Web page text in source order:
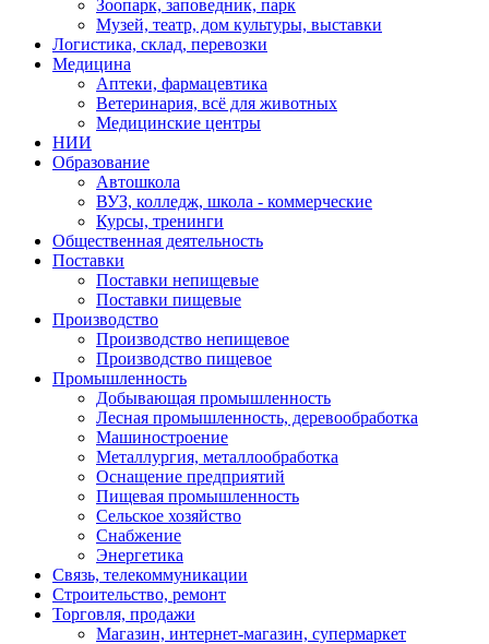
Зоопарк, заповедник, парк
Музей, театр, дом культуры, выставки
Логистика, склад, перевозки
Медицина
Аптеки, фармацевтика
Ветеринария, всё для животных
Медицинские центры
НИИ
Образование
Автошкола
ВУЗ, колледж, школа - коммерческие
Курсы, тренинги
Общественная деятельность
Поставки
Поставки непищевые
Поставки пищевые
Производство
Производство непищевое
Производство пищевое
Промышленность
Добывающая промышленность
Лесная промышленность, деревообработка
Машиностроение
Металлургия, металлообработка
Оснащение предприятий
Пищевая промышленность
Сельское хозяйство
Снабжение
Энергетика
Связь, телекоммуникации
Строительство, ремонт
Торговля, продажи
Магазин, интернет-магазин, супермаркет